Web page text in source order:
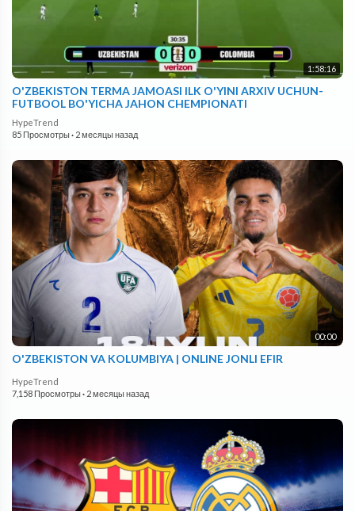
1:58:16
O'ZBEKISTON TERMA JAMOASI ILK O'YINI ARXIV UCHUN-
FUTBOOL BO'YICHA JAHON CHEMPIONATI
HypeTrend
85 Просмотры· 2 месяцы назад
00:00
O'ZBEKISTON VA KOLUMBIYA | ONLINE JONLI EFIR
HypeTrend
7,158 Просмотры· 2 месяцы назад